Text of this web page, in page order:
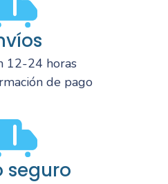
12-24 horas
de pago
seguro